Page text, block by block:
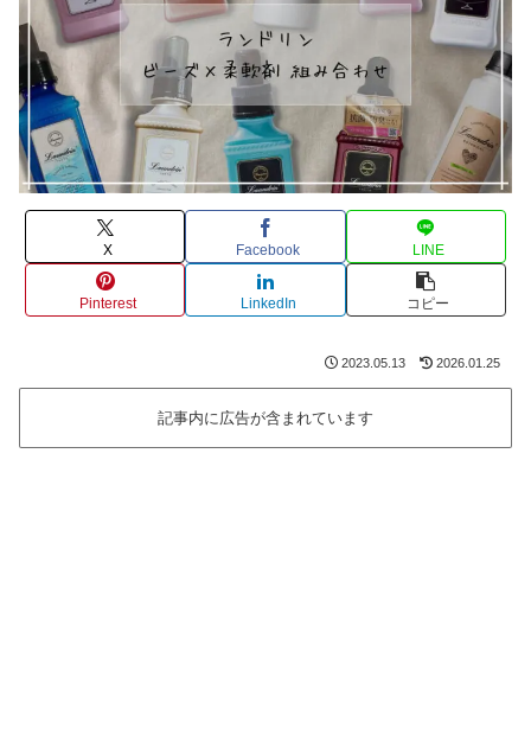
X Facebook LINE
Pinterest LinkedIn コピー
2023.05.13 2026.01.25
記事内に広告が含まれています